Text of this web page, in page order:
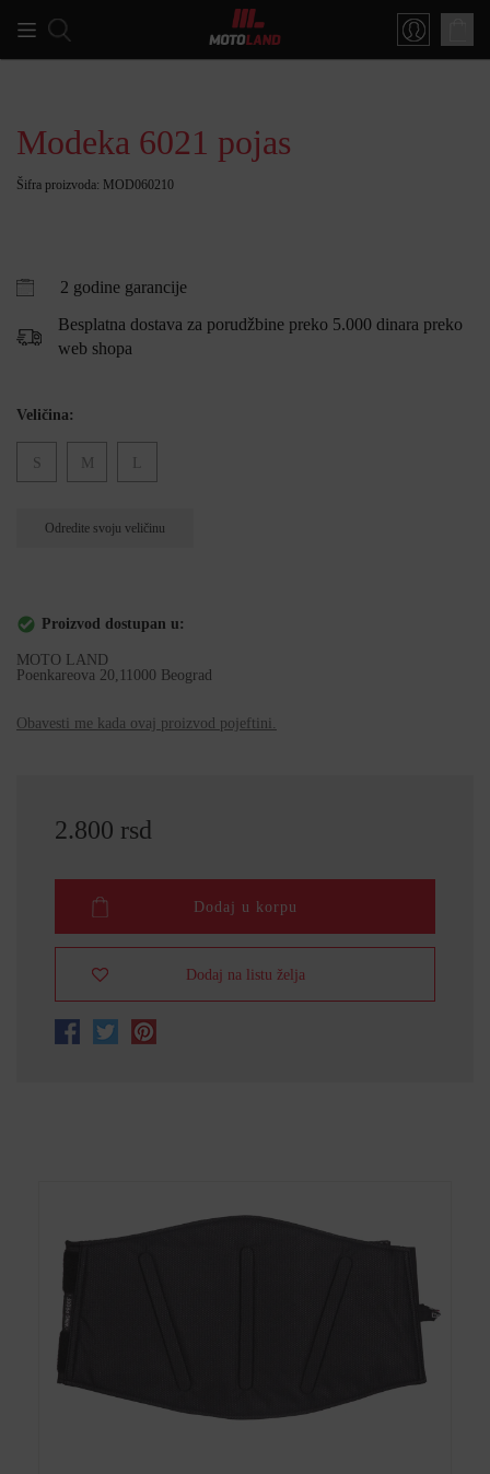
Modeka 6021 pojas
Šifra proizvoda: MOD060210
2 godine garancije
Besplatna dostava za porudžbine preko 5.000 dinara preko
web shopa
Veličina:
S M
Odredite svoju veličinu
Proizvod dostupan u:
MOTO LAND
Poenkareova 20,11000 Beograd
Obavesti me kada ovaj proizvod pojeftini.
2.800 rsd
Dodaj u korpu
Dodaj na listu želja